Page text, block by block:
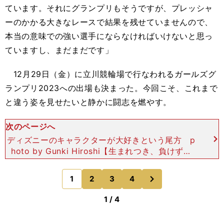
ています。それにグランプリもそうですが、プレッシャ
ーのかかる大きなレースで結果を残せていませんので、
本当の意味での強い選手にならなければいけないと思っ
ていますし、まだまだです」
12月29日（金）に立川競輪場で行なわれるガールズグ
ランプリ2023への出場も決まった。今回こそ、これまで
と違う姿を見せたいと静かに闘志を燃やす。
次のページへ
ディズニーのキャラクターが大好きという尾方 p
hoto by Gunki Hiroshi【生まれつき、負けず嫌
い】 熊本県球磨郡多良木町生まれ。「いつも外で
遊んでいた」と本人は振り返り、活発な幼少
1 2 3 4
のページへ
1 / 4